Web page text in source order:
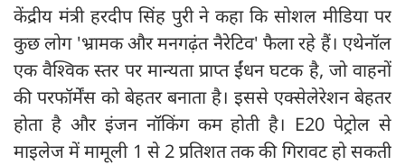
केंद्रीय मंत्री हरदीप सिंह पुरी ने कहा कि सोशल मीडिया पर
कुछ लोग 'भ्रामक और मनगढ़ंत नैरेटिव' फैला रहे हैं। एथेनॉल
एक वैश्विक स्तर पर मान्यता प्राप्त ईंधन घटक है, जो वाहनों
की परफॉर्मेंस को बेहतर बनाता है। इससे एक्सेलेरेशन बेहतर
होता है और इंजन नॉकिंग कम होती है। E20 पेट्रोल से
माइलेज में मामूली 1 से 2 प्रतिशत तक की गिरावट हो सकती